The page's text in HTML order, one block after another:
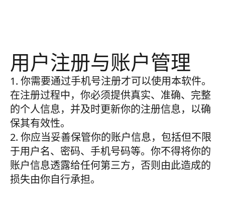
用户注册与账户管理
1. 你需要通过手机号注册才可以使用本软件。
在注册过程中，你必须提供真实、准确、完整
的个人信息，并及时更新你的注册信息，以确
保其有效性。
2. 你应当妥善保管你的账户信息，包括但不限
于用户名、密码、手机号码等。你不得将你的
账户信息透露给任何第三方，否则由此造成的
损失由你自行承担。